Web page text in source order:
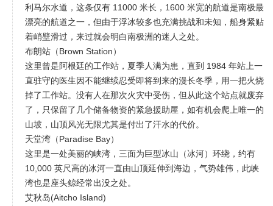
利马尔水道，这条仅有 11000 米长，1600 米宽的航道是南极最
漂亮的航道之一，但由于浮冰较多也充满挑战和未知，船身紧贴
着峭壁滑过，来过就会明白南极洲的迷人之处。
布朗站（Brown Station）
这里曾是阿根廷的工作站，夏季人满为患，直到 1984 年站上一
直驻守的医生因不能继续忍受即将到来的漫长冬季，用一把火烧
掉了工作站。没有人在那次火灾中受伤，但从此这个站点就废弃
了，只保留了几个储备物资的紧急援助屋，如有机会爬上唯一的
山坡，山顶风光无限尤其是付出了汗水的代价。
天堂湾（Paradise Bay）
这里是一处美丽的峡湾，三面为巨型冰山（冰河）环绕，约有
10,000 英尺高的冰河一直由山顶延伸到海边，气势雄伟，此峡
湾也是座头鲸经常出没之处。
艾秋岛(Aitcho Island)